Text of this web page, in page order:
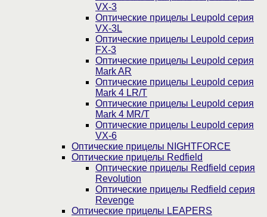
VX-3
Оптические прицелы Leupold серия
VX-3L
Оптические прицелы Leupold серия
FX-3
Оптические прицелы Leupold серия
Mark AR
Оптические прицелы Leupold серия
Mark 4 LR/T
Оптические прицелы Leupold серия
Mark 4 MR/T
Оптические прицелы Leupold серия
VX-6
Оптические прицелы NIGHTFORCE
Оптические прицелы Redfield
Оптические прицелы Redfield серия
Revolution
Оптические прицелы Redfield серия
Revenge
Оптические прицелы LEAPERS